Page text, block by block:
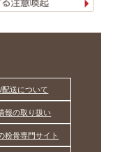
配送について
報の取り扱い
粉骨専門サイト